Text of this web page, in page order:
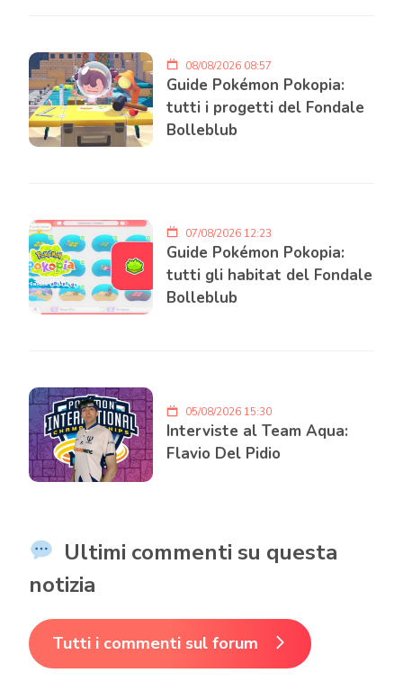
08/08/2026 08:57
Guide Pokémon Pokopia:
tutti i progetti del Fondale
Bolleblub
07/08/2026 12:23
Guide Pokémon Pokopia:
tutti gli habitat del Fondale
Bolleblub
05/08/2026 15:30
Interviste al Team Aqua:
Flavio Del Pidio
Ultimi commenti su questa
notizia
Tutti i commenti sul forum